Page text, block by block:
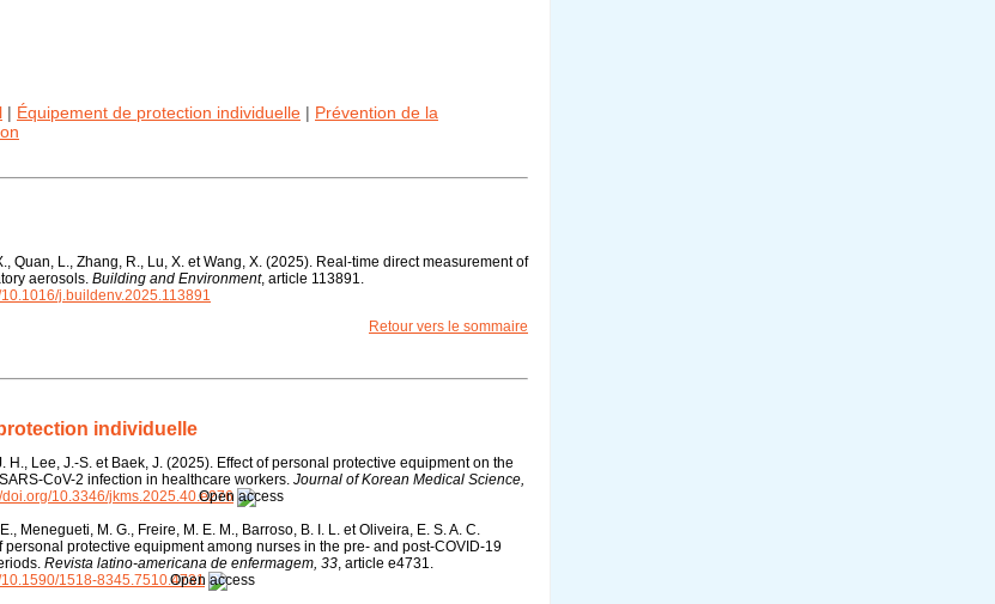
| Équipement de protection individuelle | Prévention de la
Quan, L., Zhang, R., Lu, X. et Wang, X. (2025). Real-time direct measurement of
aerosols. Building and Environment, article 113891.
j.buildenv.2025.113891
Retour vers le sommaire
individuelle
H., Lee, J.-S. et Baek, J. (2025). Effect of personal protective equipment on the
CoV-2 infection in healthcare workers. Journal of Korean Medical Science,
doi.org/10.3346/jkms.2025.40.e276
Menegueti, M. G., Freire, M. E. M., Barroso, B. I. L. et Oliveira, E. S. A. C.
personal protective equipment among nurses in the pre- and post-COVID-19
Revista latino-americana de enfermagem, 33, article e4731.
10.1590/1518-8345.7510.4731